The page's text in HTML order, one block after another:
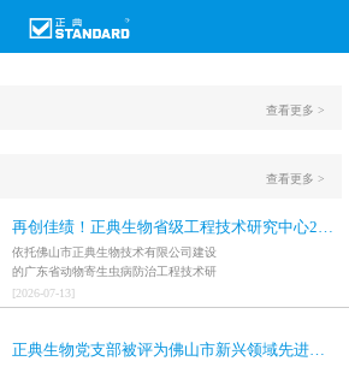
查看更多 >
再创佳绩！正典生物省级工程技术研究中心2025年度动态评估获评优秀
依托佛山市正典生物技术有限公司建设
的广东省动物寄生虫病防治工程技术研
究中心，在全省参评科研平台中综合表
现突出，成功获评最高评价等级“优
[2026-07-13]
正典生物党支部被评为佛山市新兴领域先进基层党组织
查看更多 >